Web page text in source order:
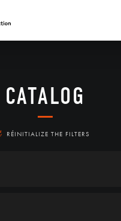
CATALOG
RÉINITIALIZE THE FILTERS